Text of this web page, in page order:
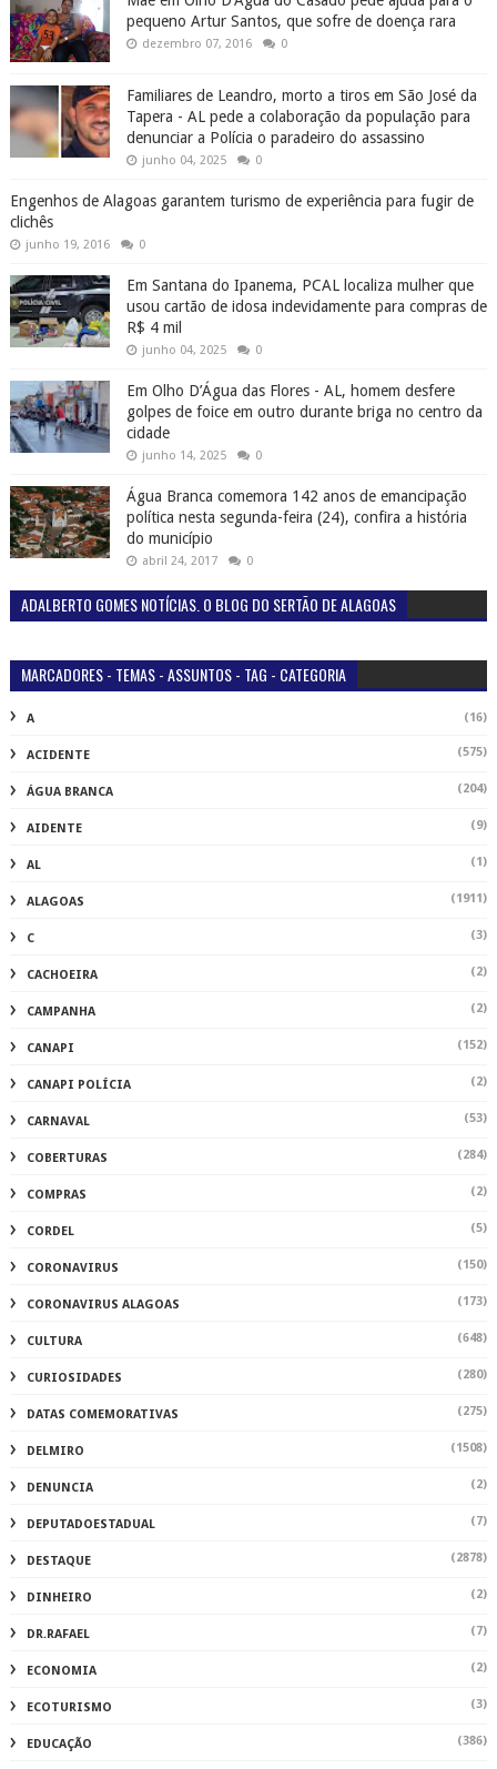
pequeno Artur Santos, que sofre de doença rara
dezembro 07, 2016 0
Familiares de Leandro, morto a tiros em São José da
Tapera - AL pede a colaboração da população para
denunciar a Polícia o paradeiro do assassino
junho 04, 2025 0
Engenhos de Alagoas garantem turismo de experiência para fugir de
clichês
junho 19, 2016 0
Em Santana do Ipanema, PCAL localiza mulher que
usou cartão de idosa indevidamente para compras de
R$ 4 mil
junho 04, 2025 0
Em Olho D’Água das Flores - AL, homem desfere
golpes de foice em outro durante briga no centro da
cidade
junho 14, 2025 0
Água Branca comemora 142 anos de emancipação
política nesta segunda-feira (24), confira a história
do município
abril 24, 2017 0
ADALBERTO GOMES NOTÍCIAS. O BLOG DO SERTÃO DE ALAGOAS
MARCADORES - TEMAS - ASSUNTOS - TAG - CATEGORIA
A (16)
ACIDENTE (575)
ÁGUA BRANCA (204)
AIDENTE (9)
AL (1)
ALAGOAS (1911)
C (3)
CACHOEIRA (2)
CAMPANHA (2)
CANAPI (152)
CANAPI POLÍCIA (2)
CARNAVAL (53)
COBERTURAS (284)
COMPRAS (2)
CORDEL (5)
CORONAVIRUS (150)
CORONAVIRUS ALAGOAS (173)
CULTURA (648)
CURIOSIDADES (280)
DATAS COMEMORATIVAS (275)
DELMIRO (1508)
DENUNCIA (2)
DEPUTADOESTADUAL (7)
DESTAQUE (2878)
DINHEIRO (2)
DR.RAFAEL (7)
ECONOMIA (2)
ECOTURISMO (3)
EDUCAÇÃO (386)